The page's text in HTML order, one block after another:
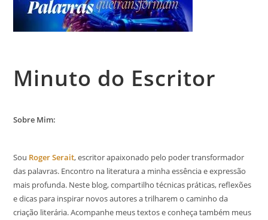
Minuto do Escritor
Sobre Mim:
Sou Roger Serait, escritor apaixonado pelo poder transformador
das palavras. Encontro na literatura a minha essência e expressão
mais profunda. Neste blog, compartilho técnicas práticas, reflexões
e dicas para inspirar novos autores a trilharem o caminho da
criação literária. Acompanhe meus textos e conheça também meus